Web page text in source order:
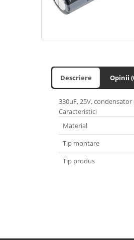
Descriere Opinii
330uF, 25V,
Caracteristici
Material
Tip montare
Tip produs